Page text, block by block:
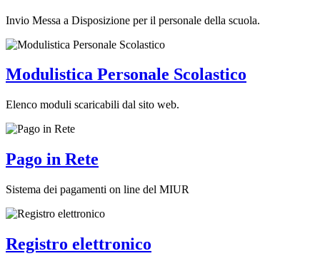
Invio Messa a Disposizione per il personale della scuola.
Modulistica Personale Scolastico
Elenco moduli scaricabili dal sito web.
Pago in Rete
Sistema dei pagamenti on line del MIUR
Registro elettronico